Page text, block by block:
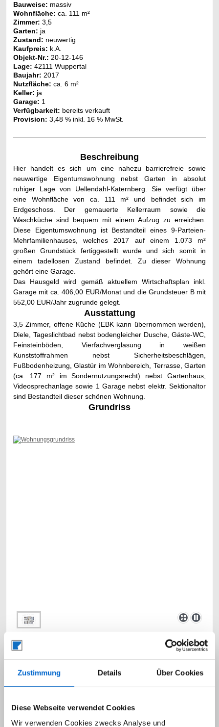
Zustimmung Details Über Cookies
Diese Webseite verwendet Cookies
Wir verwenden Cookies zwecks Analyse und
Bauweise: massiv
Wohnfläche: ca. 111 m²
Zimmer: 3,5
Garten: ja
Zustand: neuwertig
Kaufpreis: k.A.
Objekt-Nr.: 20-12-146
Lage: 42111 Wuppertal
Baujahr: 2017
Nutzfläche: ca. 6 m²
Keller: ja
Garage: 1
Verfügbarkeit: bereits verkauft
Provision: 3,48 % inkl. 16 % MwSt.
Beschreibung
Hier handelt es sich um eine nahezu barrierefreie sowie
neuwertige Eigentumswohnung nebst Garten in absolut
ruhiger Lage von Uellendahl-Katernberg. Sie verfügt über
eine Wohnfläche von ca. 111 m² und befindet sich im
Erdgeschoss. Der gemauerte Kellerraum sowie die
Waschküche sind bequem mit einem Aufzug zu erreichen.
Diese Eigentumswohnung ist Bestandteil eines 9-Parteien-
Mehrfamilienhauses, welches 2017 auf einem 1.073 m²
großen Grundstück fertiggestellt wurde und sich somit in
einem tadellosen Zustand befindet. Zu dieser Wohnung
gehört eine Garage.
Das Hausgeld wird gemäß aktuellem Wirtschaftsplan inkl.
Garage mit ca. 406,00 EUR/Monat und die Grundsteuer B mit
552,00 EUR/Jahr zugrunde gelegt.
Ausstattung
3,5 Zimmer, offene Küche (EBK kann übernommen werden),
Diele, Tageslichtbad nebst bodengleicher Dusche, Gäste-WC,
Feinsteinböden, Vierfachverglasung in weißen
Kunststoffrahmen nebst Sicherheitsbeschlägen,
Fußbodenheizung, Glastür im Wohnbereich, Terrasse, Garten
(ca. 177 m² im Sondernutzungsrecht) nebst Gartenhaus,
Videosprechanlage sowie 1 Garage nebst elektr. Sektionaltor
sind Bestandteil dieser schönen Wohnung.
Grundriss